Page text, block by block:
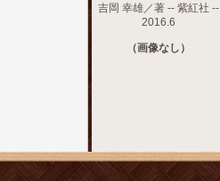
吉岡 幸雄／著 -- 紫紅社 --
2016.6
（画像なし）